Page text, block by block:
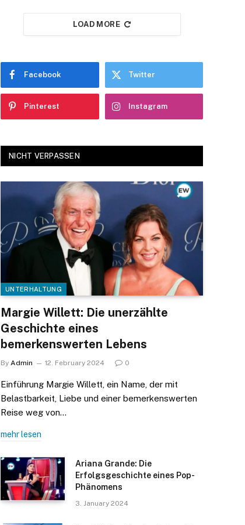
LOAD MORE
Facebook Twitter
Pinterest Instagram
NICHT VERPASSEN
UNTERHALTUNG
Margie Willett: Die unerzählte
Geschichte eines
bemerkenswerten Lebens
By Admin 12. February 2024 0
Einführung Margie Willett, ein Name, der mit
Belastbarkeit, Liebe und einer bemerkenswerten
Reise weg von…
mehr lesen
Ariana Grande: Die
Erfolgsgeschichte eines Pop-
Phänomens
3. January 2024